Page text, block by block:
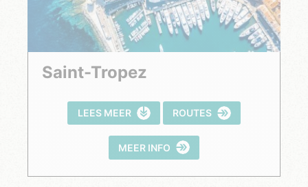
Saint-Tropez
LEES MEER ROUTES
MEER INFO